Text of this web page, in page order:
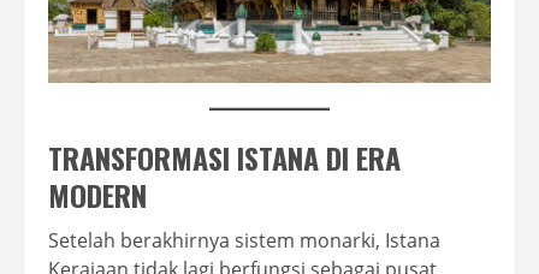
TRANSFORMASI ISTANA DI ERA
MODERN
Setelah berakhirnya sistem monarki, Istana